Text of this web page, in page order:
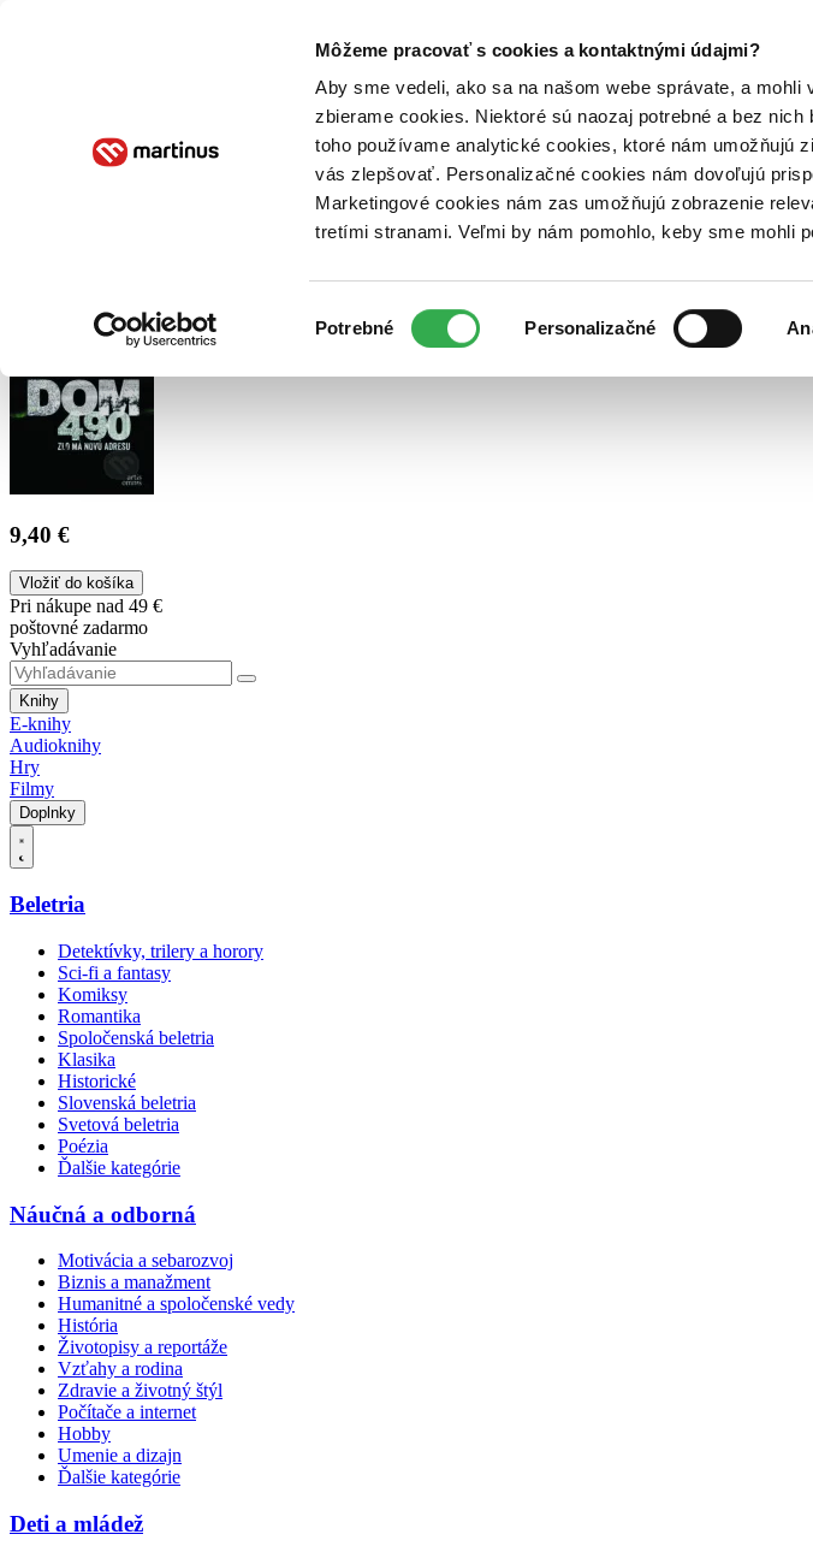
Môžeme pracovať s cookies a kontaktnými údajmi?
Aby sme vedeli, ako sa na našom webe správate, a
zbierame cookies. Niektoré sú naozaj potrebné a bez
toho používame analytické cookies, ktoré nám umožňujú
vás zlepšovať. Personalizačné cookies nám dovoľujú
Marketingové cookies nám zas umožňujú zobrazenie
tretími stranami. Veľmi by nám pomohlo, keby sme mohli
súhlasu
Potrebné Personalizačné
Poukážky Kontakt
9,40 €
Vložiť do košíka
Pri nákupe nad 49 €
poštovné zadarmo
Vyhľadávanie
Knihy
E-knihy
Audioknihy
Hry
Filmy
Doplnky
Beletria
Detektívky, trilery a horory
Sci-fi a fantasy
Komiksy
Romantika
Spoločenská beletria
Klasika
Historické
Slovenská beletria
Svetová beletria
Poézia
Ďalšie kategórie
Náučná a odborná
Motivácia a sebarozvoj
Biznis a manažment
Humanitné a spoločenské vedy
História
Životopisy a reportáže
Vzťahy a rodina
Zdravie a životný štýl
Počítače a internet
Hobby
Umenie a dizajn
Ďalšie kategórie
Deti a mládež